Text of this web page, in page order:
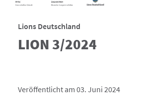
Lions Deutschland
LION 3/2024
Veröffentlicht am 03. Juni 2024